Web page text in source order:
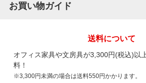
お買い物ガイド
送料について
オフィス家具や文房具が3,300円(税込)以
料！
※3,300円未満の場合は送料550円かかります。